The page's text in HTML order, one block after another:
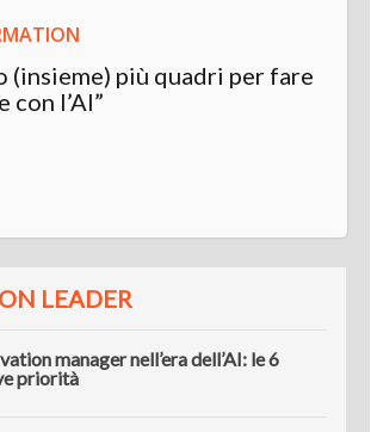
(insieme) più quadri per fare
con l’AI”
LEADER
manager nell’era dell’AI: le 6
priorità